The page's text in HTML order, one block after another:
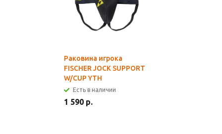
Раковина игрока
FISCHER JOCK SUPPORT
W/CUP YTH
Есть в наличии
1 590 р.